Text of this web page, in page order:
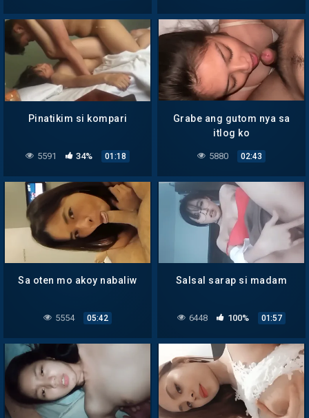
Pinatikim si kompari
5591 34% 01:18
Grabe ang gutom nya sa
itlog ko
5880 02:43
Sa oten mo akoy nabaliw
5554 05:42
Salsal sarap si madam
6448 100% 01:57